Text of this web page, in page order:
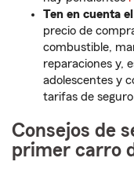
Ten en cuenta
precio de
combustible,
reparaciones y,
adolescentes y
tarifas de
Consejos de
primer carro